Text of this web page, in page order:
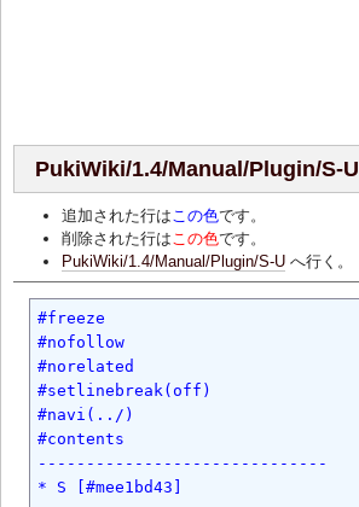
PukiWiki/1.4/Manual/Plugin/S-U
追加された行はこの色です。
削除された行はこの色です。
PukiWiki/1.4/Manual/Plugin/S-Uへ行く。
#freeze
#nofollow
#norelated
#setlinebreak(off)
#navi(../)
#contents
------------------------------
* S [#mee1bd43]